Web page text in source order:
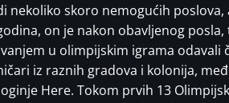
nekoliko skoro nemogućih
on je nakon obavljenog
u olimpijskim igrama odavali
iz raznih gradova i kolonija,
Here. Tokom prvih 13